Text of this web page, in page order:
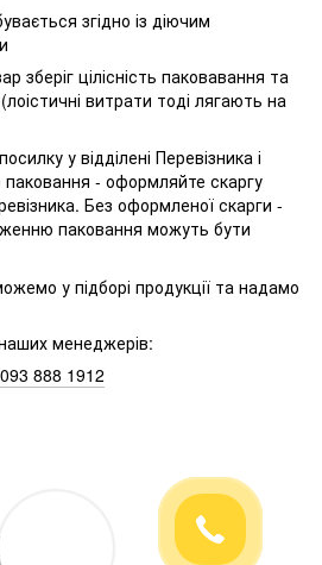
згідно із діючим
зберіг цілісність паковавання та
витрати тоді лягають на
у відділені Перевізника і
- оформляйте скаргу
Без оформленої скарги -
паковання можуть бути
у підборі продукції та надамо
менеджерів:
888 1912